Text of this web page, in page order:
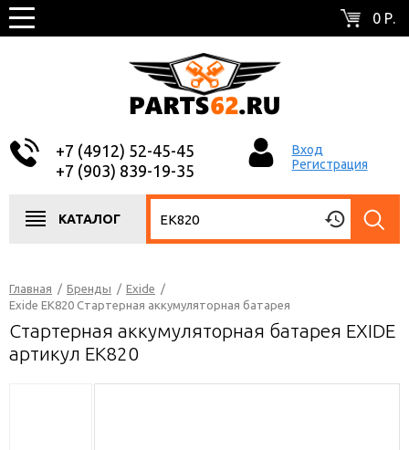
0 Р.
+7 (4912) 52-45-45
+7 (903) 839-19-35
Вход
Регистрация
КАТАЛОГ
Главная / Бренды / Exide /
Exide EK820 Стартерная аккумуляторная батарея
Стартерная аккумуляторная батарея EXIDE
артикул EK820